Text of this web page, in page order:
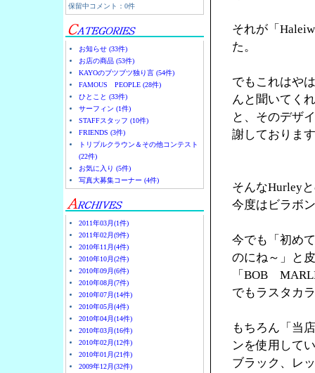
保留中コメント：0件
お知らせ (33件)
お店の商品 (53件)
KAYOのブツブツ独り言 (54件)
FAMOUS PEOPLE (28件)
ひとこと (33件)
サーフィン (1件)
STAFFスタッフ (10件)
FRIENDS (3件)
トリプルクラウン＆その他コンテスト
(22件)
お気に入り (5件)
写真大募集コーナー (4件)
2011年03月(1件)
2011年02月(9件)
2010年11月(4件)
2010年10月(2件)
2010年09月(6件)
2010年08月(7件)
2010年07月(14件)
2010年05月(4件)
2010年04月(14件)
2010年03月(16件)
2010年02月(12件)
2010年01月(21件)
2009年12月(32件)
それが「
た。
でもこれはや
んと聞いてく
と、そのデザ
謝しておりま
そんなHurley
今度はビラボ
今でも「初め
のにね～」と
「BOB
でもラスタカ
もちろん「当
ンを使用して
ブラック、レ